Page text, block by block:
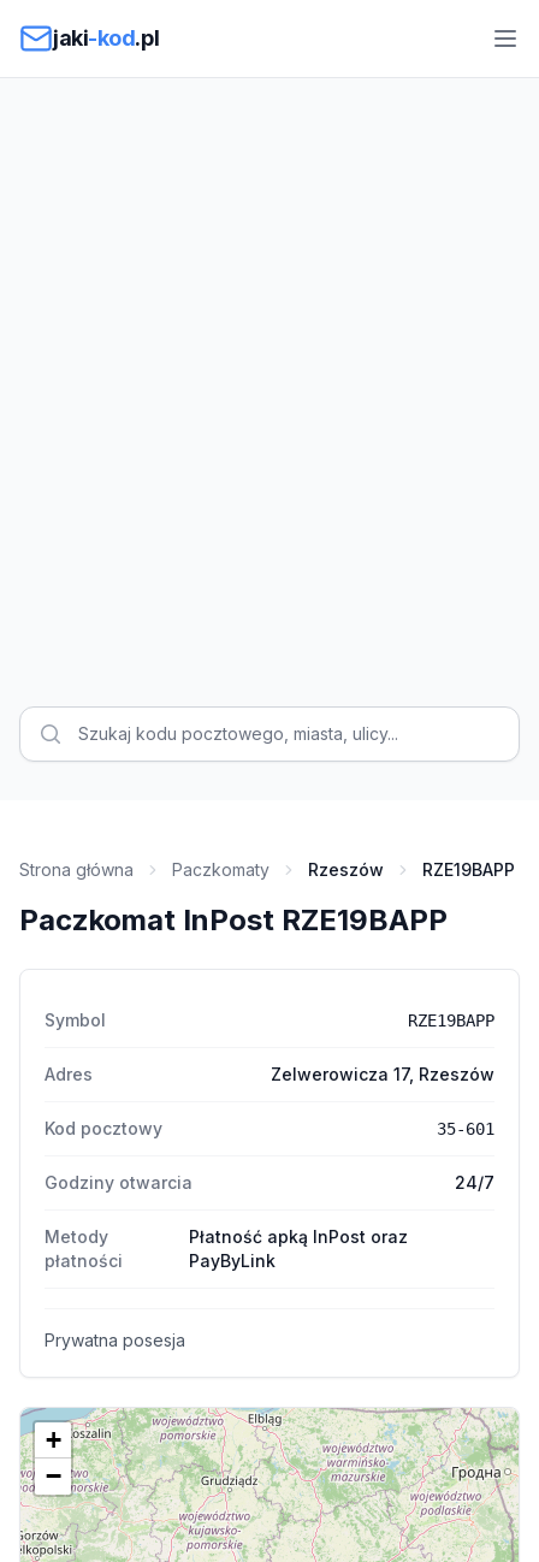
jaki-kod.pl
Strona główna Paczkomaty Rzeszów RZE19BAPP
Paczkomat InPost RZE19BAPP
Symbol RZE19BAPP
Adres Zelwerowicza 17, Rzeszów
Kod pocztowy 35-601
Godziny otwarcia 24/7
Metody
płatności
Płatność apką InPost oraz
PayByLink
Prywatna posesja
+
−